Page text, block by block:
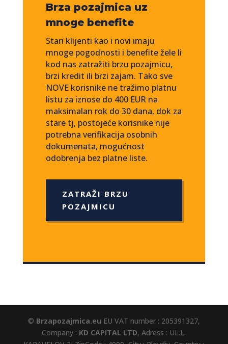
Brza pozajmica uz
mnoge benefite
Stari klijenti kao i novi imaju
mnoge pogodnosti i benefite žele li
kod nas zatražiti brzu pozajmicu,
brzi kredit ili brzi zajam. Tako sve
NOVE korisnike ne tražimo platnu
listu za iznose do 400 EUR na
maksimalan rok do 30 dana, dok za
stare tj, postojeće korisnike nije
potrebna verifikacija osobnih
dokumenata, mogućnost
odobrenja bez platne liste.
ZATRAŽI BRZU
POZAJMICU
© Brzapozajmica.eu EU VAT number : 205391327,
Company : KD CAPITAL LTD, Adress : UL.L.